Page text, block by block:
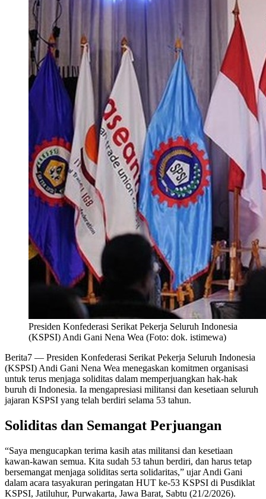
Presiden Konfederasi Serikat Pekerja Seluruh Indonesia
(KSPSI) Andi Gani Nena Wea (Foto: dok. istimewa)
Berita7 — Presiden Konfederasi Serikat Pekerja Seluruh Indonesia
(KSPSI) Andi Gani Nena Wea menegaskan komitmen organisasi
untuk terus menjaga soliditas dalam memperjuangkan hak-hak
buruh di Indonesia. Ia mengapresiasi militansi dan kesetiaan seluruh
jajaran KSPSI yang telah berdiri selama 53 tahun.
Soliditas dan Semangat Perjuangan
“Saya mengucapkan terima kasih atas militansi dan kesetiaan
kawan-kawan semua. Kita sudah 53 tahun berdiri, dan harus tetap
bersemangat menjaga soliditas serta solidaritas,” ujar Andi Gani
dalam acara tasyakuran peringatan HUT ke-53 KSPSI di Pusdiklat
KSPSI, Jatiluhur, Purwakarta, Jawa Barat, Sabtu (21/2/2026).